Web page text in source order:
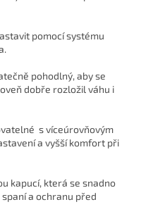
pomocí systému
pohodlný, aby se
dobře rozložil váhu i
s víceúrovňovým
a vyšší komfort při
kapucí, která se snadno
a ochranu před